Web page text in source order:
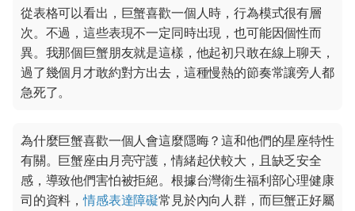
從表格可以看出，巨蟹喜歡一個人時，行為模式很有層
次。不過，這些表現不一定同時出現，也可能因個性而
異。我那個巨蟹朋友就是這樣，他起初只敢在線上聊天，
過了幾個月才敢約對方出去，這種慢熱的節奏常讓旁人都
急死了。
為什麼巨蟹喜歡一個人會這麼隱晦？這和他們的星座特性
有關。巨蟹座由月亮守護，情緒起伏較大，且缺乏安全
感，導致他們害怕被拒絕。根據台灣衛生福利部心理健康
司的資料，情感表達障礙常見於內向人群，而巨蟹正好屬